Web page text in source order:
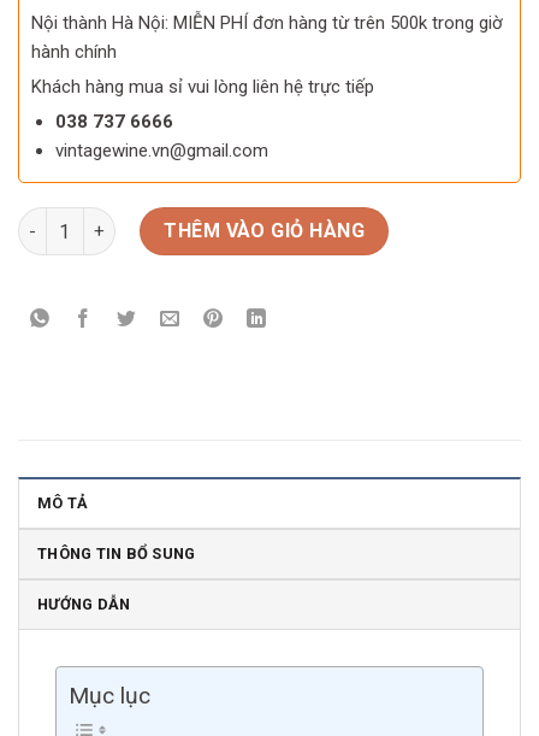
Nội thành Hà Nội: MIỄN PHÍ đơn hàng từ trên 500k trong giờ
hành chính
Khách hàng mua sỉ vui lòng liên hệ trực tiếp
038 737 6666
vintagewine.vn@gmail.com
Rượu vang Pháp JP Chenet Divine Chardonnay Brut số lượng
THÊM VÀO GIỎ HÀNG
MÔ TẢ
THÔNG TIN BỔ SUNG
HƯỚNG DẪN
Mục lục